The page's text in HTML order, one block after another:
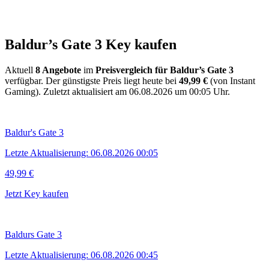
Baldur’s Gate 3 Key kaufen
Aktuell 8 Angebote im Preisvergleich für Baldur’s Gate 3
verfügbar. Der günstigste Preis liegt heute bei 49,99 € (von Instant
Gaming). Zuletzt aktualisiert am 06.08.2026 um 00:05 Uhr.
Baldur's Gate 3
Letzte Aktualisierung: 06.08.2026 00:05
49,99 €
Jetzt Key kaufen
Baldurs Gate 3
Letzte Aktualisierung: 06.08.2026 00:45